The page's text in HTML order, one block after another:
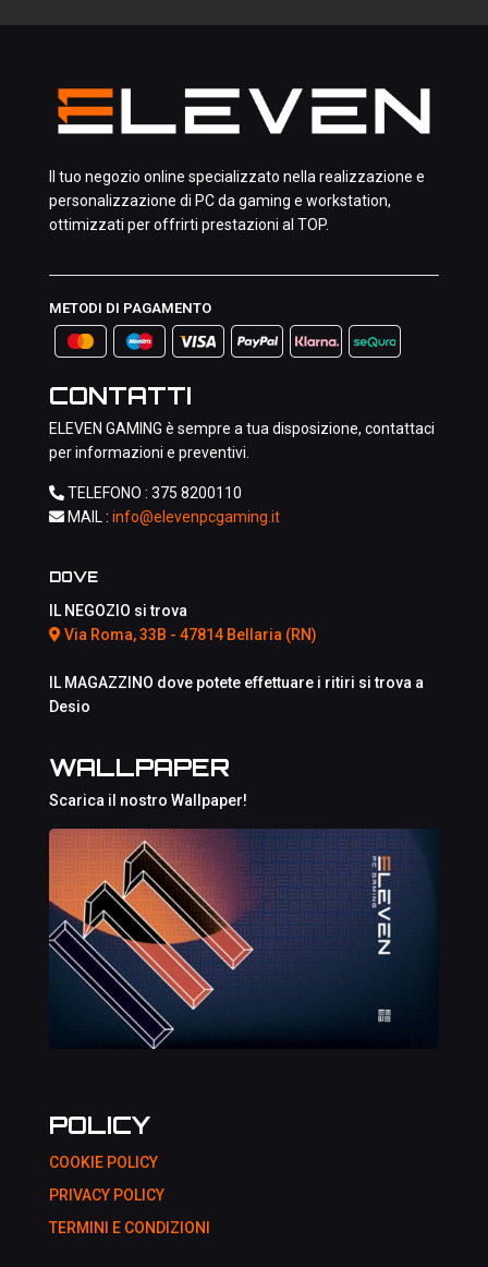
Il tuo negozio online specializzato nella realizzazione e
personalizzazione di PC da gaming e workstation,
ottimizzati per offrirti prestazioni al TOP.
METODI DI PAGAMENTO
CONTATTI
ELEVEN GAMING è sempre a tua disposizione, contattaci
per informazioni e preventivi.
TELEFONO : 375 8200110
MAIL : info@elevenpcgaming.it
DOVE
IL NEGOZIO si trova
Via Roma, 33B - 47814 Bellaria (RN)
IL MAGAZZINO dove potete effettuare i ritiri si trova a
Desio
WALLPAPER
Scarica il nostro Wallpaper!
POLICY
COOKIE POLICY
PRIVACY POLICY
TERMINI E CONDIZIONI